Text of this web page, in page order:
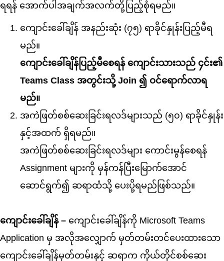
ရရန် အောက်ပါအချက်အလက်တို့ပြည့်စုံရမည်။
ကျောင်းခေါ်ချိန် အနည်းဆုံး (၇၅) ရာခိုင်နှုန်းပြည့်မီရ
မည်။
ကျောင်းခေါ်ချိန်ပြည့်မီစေရန် ကျောင်းသားသည် ၄င်း၏
Teams Class အတွင်းသို့ Join ၍ ဝင်ရောက်လာရ
မည်။
အကဲဖြတ်စစ်ဆေးခြင်းရလဒ်များသည် (၅၀) ရာခိုင်နှုန်း
နှင့်အထက် ရှိရမည်။
အကဲဖြတ်စစ်ဆေးခြင်းရလဒ်များ ကောင်းမွန်စေရန်
Assignment များကို မှန်ကန်ပြီးမြောက်အောင်
‌ဆောင်ရွက်၍ ဆရာထံသို့ ပေးပို့ရမည်ဖြစ်သည်။
ကျောင်းခေါ်ချိန် – ကျောင်းခေါ်ချိန်ကို Microsoft Teams
Application မှ အလိုအလျှောက် မှတ်တမ်းတင်ပေးထားသော
ကျောင်းခေါ်ချိန်မှတ်တမ်းနှင့် ဆရာက ကိုယ်တိုင်စစ်ဆေး